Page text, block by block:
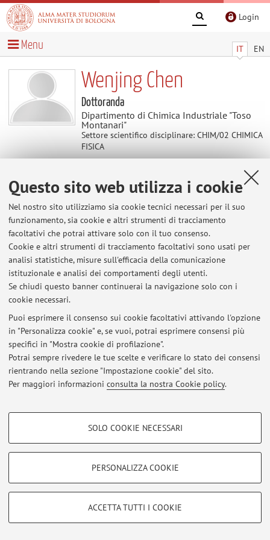
Questo sito web utilizza i cookie
Nel nostro sito utilizziamo sia cookie tecnici necessari per il suo
funzionamento, sia cookie e altri strumenti di tracciamento
facoltativi che potrai attivare solo con il tuo consenso.
Cookie e altri strumenti di tracciamento facoltativi sono usati per
analisi statistiche, misure sull'efficacia della comunicazione
istituzionale e analisi dei comportamenti degli utenti.
Se chiudi questo banner continuerai la navigazione solo con i
cookie necessari.
Puoi esprimere il consenso sui cookie facoltativi attivando l'opzione
in "Personalizza cookie" e, se vuoi, potrai esprimere consensi più
specifici in "Mostra cookie di profilazione".
Potrai sempre rivedere le tue scelte e verificare lo stato dei consensi
rientrando nella sezione "Impostazione cookie" del sito.
Per maggiori informazioni consulta la nostra Cookie policy.
COOKIE DI PROFILAZIONE - FACOLTATIVI
COOKIE TECNICI - NECESSARI
Si tratta di cookie tecnici utilizzati, a titolo esemplificativo, per il corretto
SOLO COOKIE NECESSARI
PERSONALIZZA COOKIE
ACCETTA TUTTI I COOKIE
Login
IT EN
Menu
Wenjing Chen
Dottoranda
Dipartimento di Chimica Industriale "Toso
Montanari"
Settore scientifico disciplinare: CHIM/02 CHIMICA
FISICA
Contatti
E-mail: wenjing.chen@unibo.it
Dipartimento di Chimica Industriale "Toso Montanari"
Via Piero Gobetti 85, Bologna -Vai alla mappa
Ultimi avvisi
Al momento non sono presenti avvisi.
Accedi tramiteloginper gestire tutti i contenuti del sito.
© 2026 - ALMA MATER STUDIORUM - Università di Bologna - Via
Zamboni, 33 - 40126 Bologna - Partita IVA: 01131710376